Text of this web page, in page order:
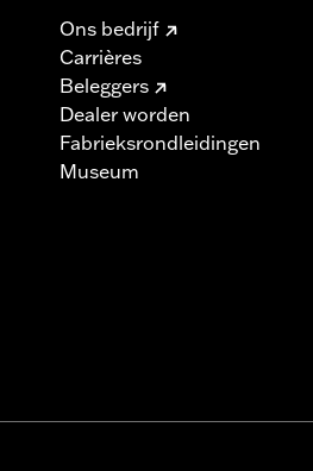
Ons bedrijf
Carrières
Beleggers
Dealer worden
Fabrieksrondleidingen
Museum